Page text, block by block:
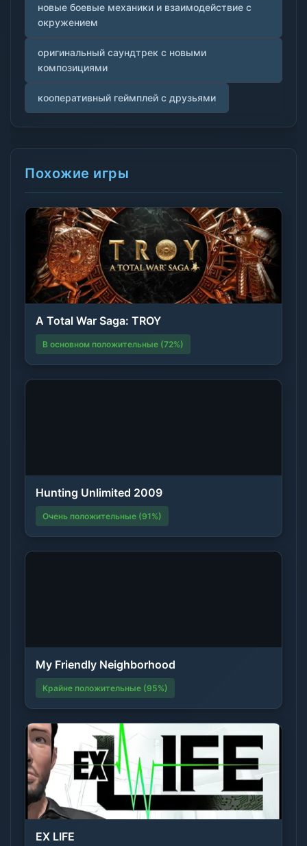
новые боевые механики и взаимодействие с
окружением
оригинальный саундтрек с новыми
композициями
кооперативный геймплей с друзьями
Похожие игры
A Total War Saga: TROY
В основном положительные (72%)
Hunting Unlimited 2009
Очень положительные (91%)
My Friendly Neighborhood
Крайне положительные (95%)
EX LIFE